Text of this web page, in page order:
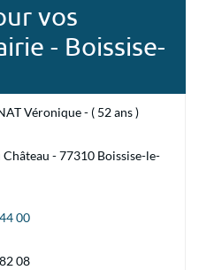
vos
- Boissise-
Véronique - ( 52 ans )
Château - 77310 Boissise-le-
00
08